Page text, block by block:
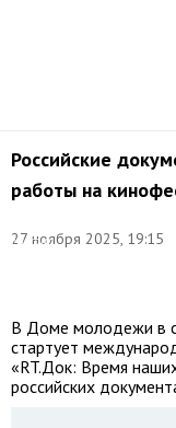
Российские
работы на
27 ноября 2025, 19:15
Фото:
Михаил
В Доме молодежи в
стартует
«RT.Док: Время
российских